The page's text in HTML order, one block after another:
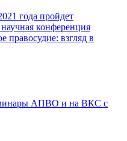
года пройдет
конференция
правосудие: взгляд в
АПВО и на ВКС с